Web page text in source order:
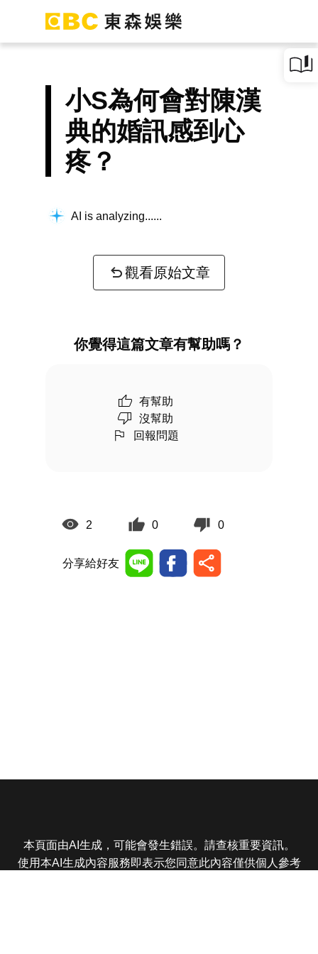
小S為何會對陳漢
典的婚訊感到心
疼？
AI is analyzing...
觀看原始文章
你覺得這篇文章有幫助嗎？
有幫助
沒幫助
回報問題
2 0 0
分享給好友
本頁面由AI生成，可能會發生錯誤。請查核重要資訊。
使用本AI生成內容服務即表示您同意此內容僅供個人參考